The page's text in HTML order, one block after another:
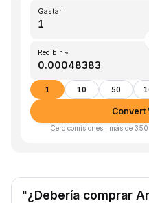
Gastar
Recibir ~
1 10 50
Convert
Cero comisiones · más de
"¿Debería comprar